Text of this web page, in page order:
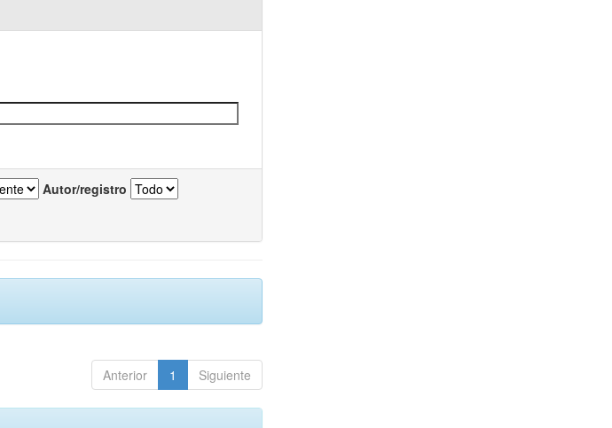
Autor/registro
Anterior 1 Siguiente